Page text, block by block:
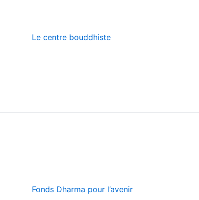
Le centre bouddhiste
Fonds Dharma pour l’avenir